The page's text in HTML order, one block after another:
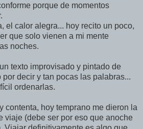
porque de momentos
el calor alegra... hoy recito un poco,
que solo vienen a mi mente
noches.
texto improvisado y pintado de
decir y tan pocas las palabras...
ordenarlas.
contenta, hoy temprano me dieron la
viaje (debe ser por eso que anoche